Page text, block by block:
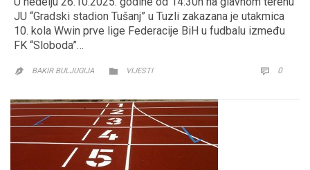
JU “Gradski stadion Tušanj” u Tuzli zakazana je utakmica
10. kola Wwin prve lige Federacije BiH u fudbalu između
FK “Sloboda”…
 BAKIR BULJUGIJA  CATEGORY
VIJESTI  0